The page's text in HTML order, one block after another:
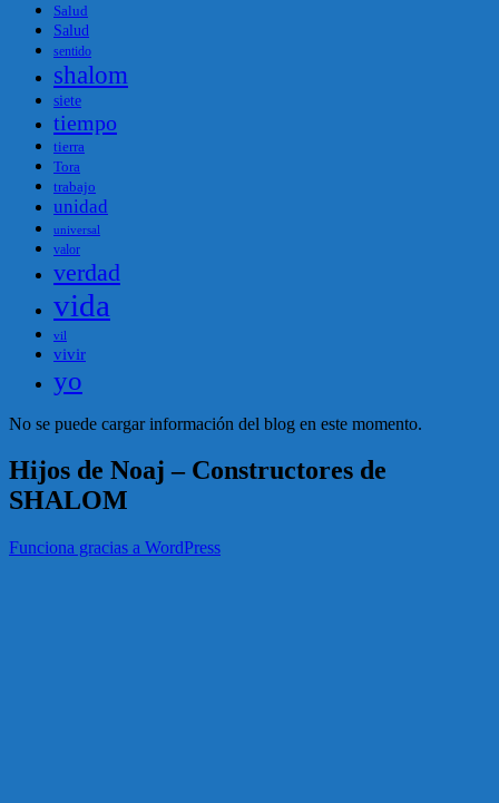
Salud
Salud
sentido
shalom
siete
tiempo
tierra
Tora
trabajo
unidad
universal
valor
verdad
vida
vil
vivir
yo
No se puede cargar información del blog en este momento.
Hijos de Noaj – Constructores de
SHALOM
Funciona gracias a WordPress